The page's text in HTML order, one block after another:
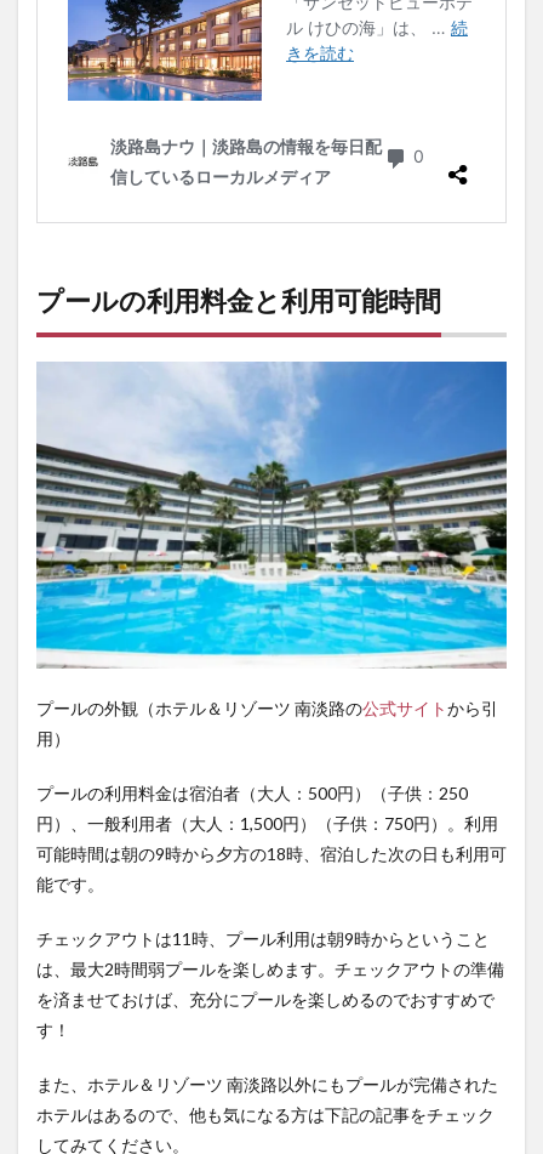
プールの利用料金と利用可能時間
プールの外観（ホテル＆リゾーツ 南淡路の公式サイトから引
用）
プールの利用料金は宿泊者（大人：500円）（子供：250
円）、一般利用者（大人：1,500円）（子供：750円）。利用
可能時間は朝の9時から夕方の18時、宿泊した次の日も利用可
能です。
チェックアウトは11時、プール利用は朝9時からということ
は、最大2時間弱プールを楽しめます。チェックアウトの準備
を済ませておけば、充分にプールを楽しめるのでおすすめで
す！
また、ホテル＆リゾーツ 南淡路以外にもプールが完備された
ホテルはあるので、他も気になる方は下記の記事をチェック
してみてください。